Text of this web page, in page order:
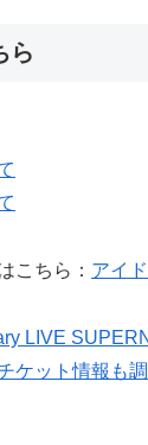
ら
こちら： アイ
LIVE
ケット情報も調